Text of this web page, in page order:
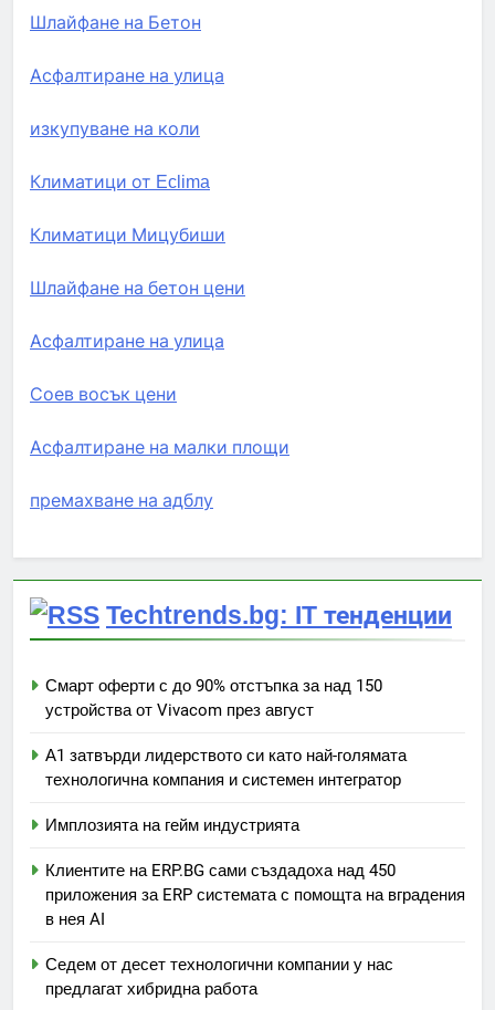
Шлайфане на Бетон
Асфалтиране на улица
изкупуване на коли
Климатици от Eclima
Климатици Мицубиши
Шлайфане на бетон цени
Асфалтиране на улица
Соев восък цени
Асфалтиране на малки площи
премахване на адблу
Techtrends.bg: IT тенденции
Смарт оферти с до 90% отстъпка за над 150
устройства от Vivacom през август
А1 затвърди лидерството си като най-голямата
технологична компания и системен интегратор
Имплозията на гейм индустрията
Клиентите на ERP.BG сами създадоха над 450
приложения за ERP системата с помощта на вградения
в нея AI
Седем от десет технологични компании у нас
предлагат хибридна работа